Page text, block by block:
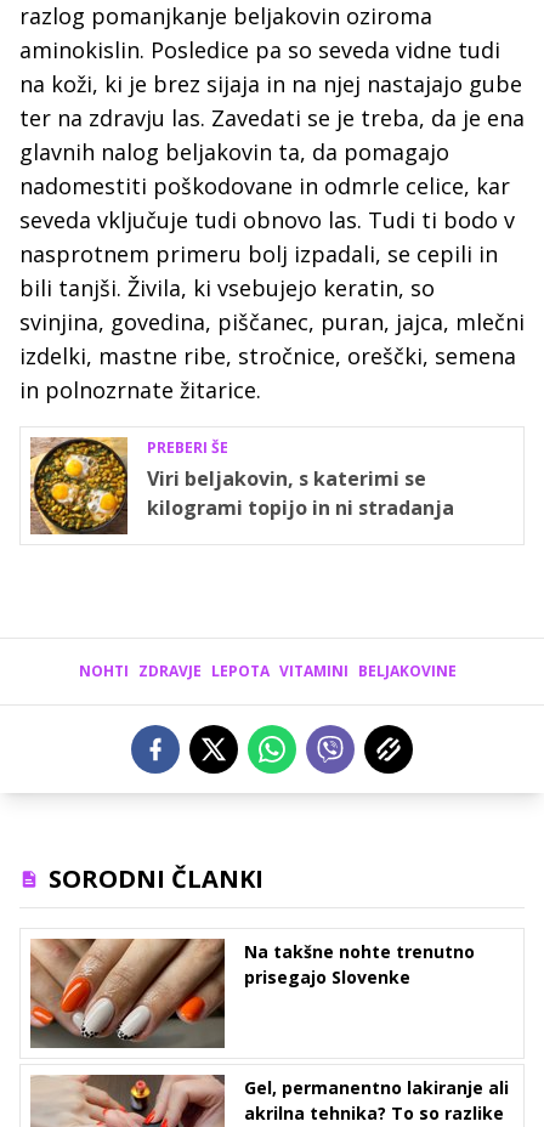
razlog pomanjkanje beljakovin oziroma
aminokislin. Posledice pa so seveda vidne tudi
na koži, ki je brez sijaja in na njej nastajajo gube
ter na zdravju las. Zavedati se je treba, da je ena
glavnih nalog beljakovin ta, da pomagajo
nadomestiti poškodovane in odmrle celice, kar
seveda vključuje tudi obnovo las. Tudi ti bodo v
nasprotnem primeru bolj izpadali, se cepili in
bili tanjši. Živila, ki vsebujejo keratin, so
svinjina, govedina, piščanec, puran, jajca, mlečni
izdelki, mastne ribe, stročnice, oreščki, semena
in polnozrnate žitarice.
PREBERI ŠE
Viri beljakovin, s katerimi se
kilogrami topijo in ni stradanja
NOHTI ZDRAVJE LEPOTA VITAMINI BELJAKOVINE
SORODNI ČLANKI
Na takšne nohte trenutno
prisegajo Slovenke
Gel, permanentno lakiranje ali
akrilna tehnika? To so razlike